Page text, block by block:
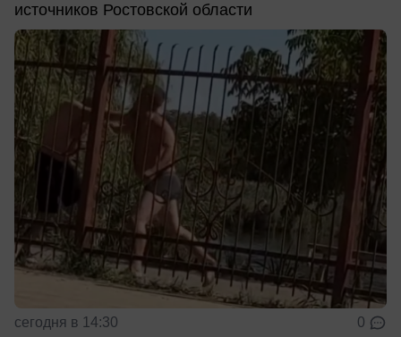
источников Ростовской области
сегодня в 14:30 0